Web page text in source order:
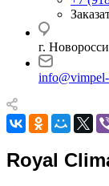
г.
Royal